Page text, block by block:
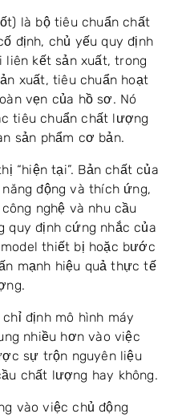
là bộ tiêu chuẩn chất
định, chủ yếu quy định
kết sản xuất, trong
xuất, tiêu chuẩn hoạt
vẹn của hồ sơ. Nó
tiêu chuẩn chất lượng
sản phẩm cơ bản.
“hiện tại”. Bản chất của
động và thích ứng,
nghệ và nhu cầu
quy định cứng nhắc của
model thiết bị hoặc bước
mạnh hiệu quả thực tế
định mô hình máy
nhiều hơn vào việc
sự trộn nguyên liệu
chất lượng hay không.
vào việc chủ động